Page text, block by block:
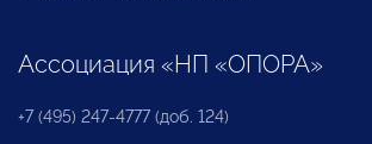
Ассоциация «НП «ОПОРА»
+7 (495) 247-4777 (доб. 124)